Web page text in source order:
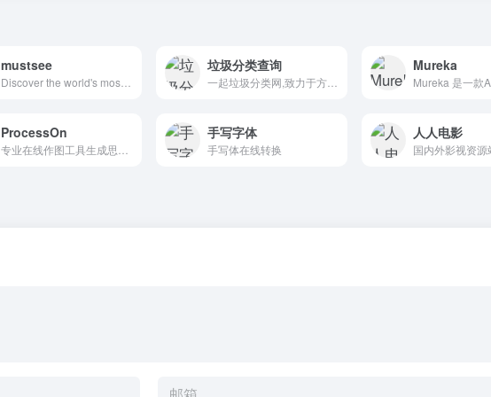
mustsee
Discover the world's most beautiful places at every opened tab.
垃圾分类查询
一起垃圾分类网,致力于方便快捷的查询判断垃圾分类标准,当您不知道您当前丢的垃圾是属于什么分类,再此输入垃圾分类名称就行了。
Mureka
ProcessOn 手写字体
手写体在线转换
人人电影
国内外影视资源